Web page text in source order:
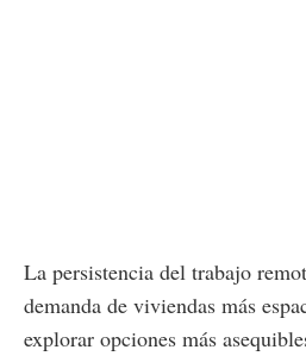
La persistencia del trabajo
demanda de viviendas más
explorar opciones más